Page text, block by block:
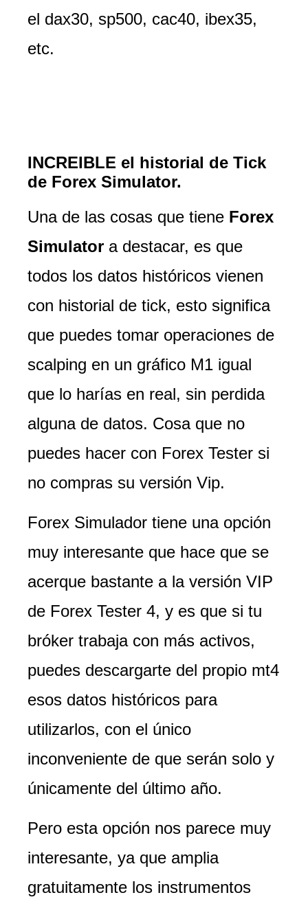
el dax30, sp500, cac40, ibex35,
etc.
INCREIBLE el historial de Tick
de Forex Simulator.
Una de las cosas que tiene Forex
Simulator a destacar, es que
todos los datos históricos vienen
con historial de tick, esto significa
que puedes tomar operaciones de
scalping en un gráfico M1 igual
que lo harías en real, sin perdida
alguna de datos. Cosa que no
puedes hacer con Forex Tester si
no compras su versión Vip.
Forex Simulador tiene una opción
muy interesante que hace que se
acerque bastante a la versión VIP
de Forex Tester 4, y es que si tu
bróker trabaja con más activos,
puedes descargarte del propio mt4
esos datos históricos para
utilizarlos, con el único
inconveniente de que serán solo y
únicamente del último año.
Pero esta opción nos parece muy
interesante, ya que amplia
gratuitamente los instrumentos